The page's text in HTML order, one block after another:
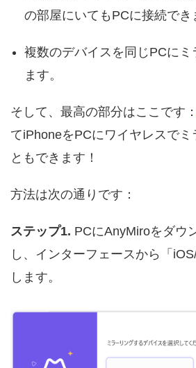
の部屋にいてもPCに接続でき
複数のデバイスを同じPCにミ
ます。
そして、最高の部分はここです：
てiPhoneをPCにワイヤレスでミ
ともできます！
方法は次の通りです：
ステップ1. PCにAnyMiroをダウ
し、インターフェースから「
します。